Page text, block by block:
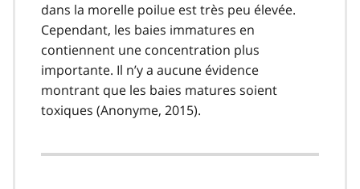
dans la morelle poilue est très peu élevée.
Cependant, les baies immatures en
contiennent une concentration plus
importante. Il n’y a aucune évidence
montrant que les baies matures soient
toxiques (Anonyme, 2015).